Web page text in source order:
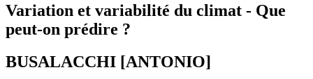
Variation et variabilité du climat - Que
peut-on prédire ?
BUSALACCHI [ANTONIO]